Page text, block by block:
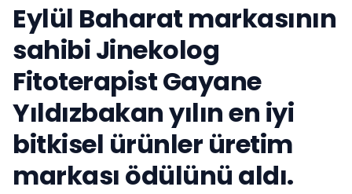
Eylül Baharat markasının
sahibi Jinekolog
Fitoterapist Gayane
Yıldızbakan yılın en iyi
bitkisel ürünler üretim
markası ödülünü aldı.